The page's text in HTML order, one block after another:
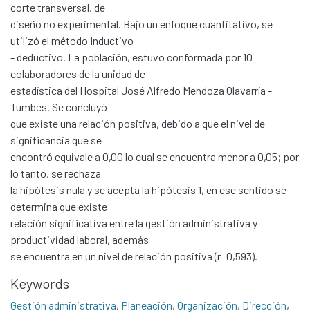
Communities & Collections
All of DSpace
corte transversal, de
diseño no experimental. Bajo un enfoque cuantitativo, se
utilizó el método Inductivo
- deductivo. La población, estuvo conformada por 10
colaboradores de la unidad de
estadística del Hospital José Alfredo Mendoza Olavarría -
Tumbes. Se concluyó
que existe una relación positiva, debido a que el nivel de
significancia que se
encontró equivale a 0,00 lo cual se encuentra menor a 0,05; por
lo tanto, se rechaza
la hipótesis nula y se acepta la hipótesis 1, en ese sentido se
determina que existe
relación significativa entre la gestión administrativa y
productividad laboral, además
se encuentra en un nivel de relación positiva (r=0,593).
Keywords
Gestión administrativa, Planeación, Organización, Dirección,